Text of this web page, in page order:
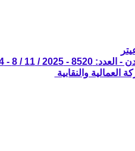
- 2025 / 11 / 8 - 18:14
العمالية والنقابية